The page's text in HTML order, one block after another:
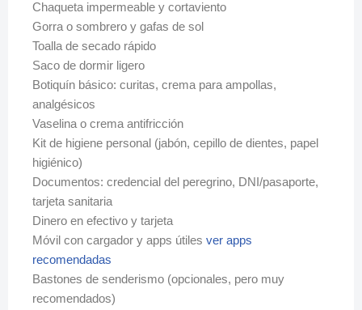
Chaqueta impermeable y cortaviento
Gorra o sombrero y gafas de sol
Toalla de secado rápido
Saco de dormir ligero
Botiquín básico: curitas, crema para ampollas,
analgésicos
Vaselina o crema antifricción
Kit de higiene personal (jabón, cepillo de dientes, papel
higiénico)
Documentos: credencial del peregrino, DNI/pasaporte,
tarjeta sanitaria
Dinero en efectivo y tarjeta
Móvil con cargador y apps útiles ver apps
recomendadas
Bastones de senderismo (opcionales, pero muy
recomendados)